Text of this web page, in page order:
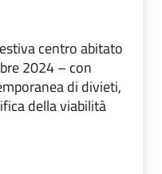
centro abitato
2024 – con
di divieti,
della viabilità